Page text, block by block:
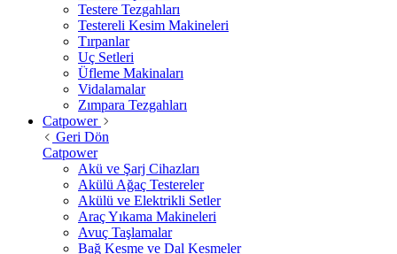
Testere Tezgahları
Testereli Kesim Makineleri
Tırpanlar
Uç Setleri
Üfleme Makinaları
Vidalamalar
Zımpara Tezgahları
Catpower
Geri Dön
Catpower
Akü ve Şarj Cihazları
Akülü Ağaç Testereler
Akülü ve Elektrikli Setler
Araç Yıkama Makineleri
Avuç Taşlamalar
Bağ Kesme ve Dal Kesmeler